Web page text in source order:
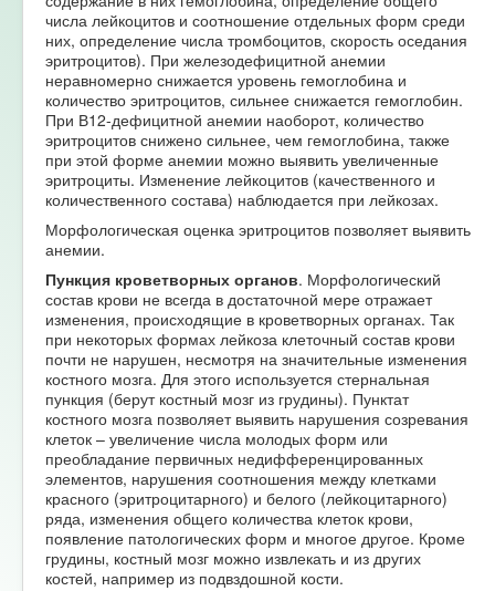
числа лейкоцитов и соотношение отдельных форм среди
них, определение числа тромбоцитов, скорость оседания
эритроцитов). При железодефицитной анемии
неравномерно снижается уровень гемоглобина и
количество эритроцитов, сильнее снижается гемоглобин.
При В12-дефицитной анемии наоборот, количество
эритроцитов снижено сильнее, чем гемоглобина, также
при этой форме анемии можно выявить увеличенные
эритроциты. Изменение лейкоцитов (качественного и
количественного состава) наблюдается при лейкозах.
Морфологическая оценка эритроцитов позволяет выявить
анемии.
Пункция кроветворных органов. Морфологический
состав крови не всегда в достаточной мере отражает
изменения, происходящие в кроветворных органах. Так
при некоторых формах лейкоза клеточный состав крови
почти не нарушен, несмотря на значительные изменения
костного мозга. Для этого используется стернальная
пункция (берут костный мозг из грудины). Пунктат
костного мозга позволяет выявить нарушения созревания
клеток – увеличение числа молодых форм или
преобладание первичных недифференцированных
элементов, нарушения соотношения между клетками
красного (эритроцитарного) и белого (лейкоцитарного)
ряда, изменения общего количества клеток крови,
появление патологических форм и многое другое. Кроме
грудины, костный мозг можно извлекать и из других
костей, например из подвздошной кости.